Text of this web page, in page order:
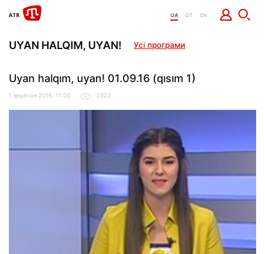
UA QT EN
UYAN HALQIM, UYAN! Усі програми
Uyan halqım, uyan! 01.09.16 (qısım 1)
1 вересня 2016, 11:00 2322